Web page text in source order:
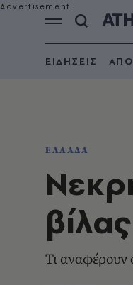
ΕΙΔΗΣΕΙΣ
ΕΛΛΑΔΑ
Τι αναφέρουν